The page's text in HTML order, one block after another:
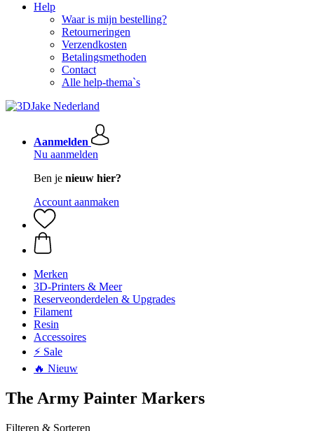
Help
Waar is mijn bestelling?
Retourneringen
Verzendkosten
Betalingsmethoden
Contact
Alle help-thema`s
Aanmelden
Nu aanmelden
Ben je nieuw hier?
Account aanmaken
Merken
3D-Printers & Meer
Reserveonderdelen & Upgrades
Filament
Resin
Accessoires
⚡ Sale
🔥 Nieuw
The Army Painter Markers
Filteren & Sorteren